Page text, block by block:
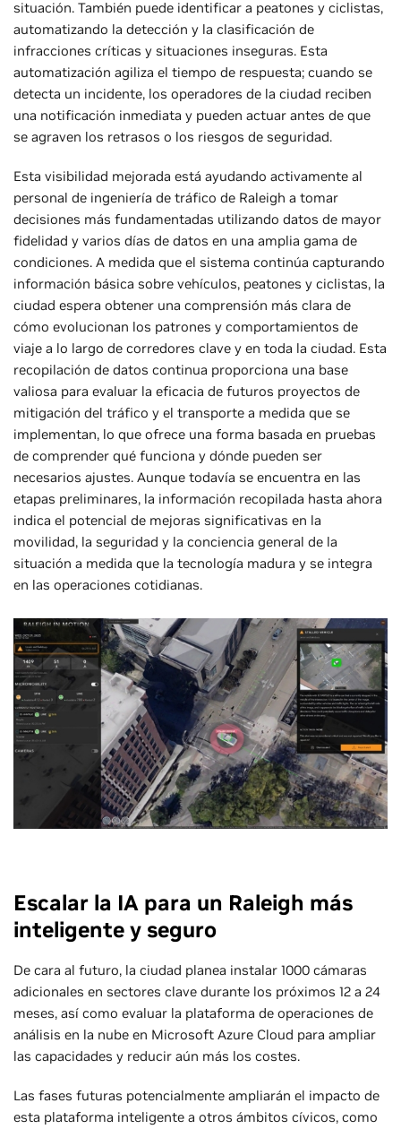
situación. También puede identificar a peatones y ciclistas,
automatizando la detección y la clasificación de
infracciones críticas y situaciones inseguras. Esta
automatización agiliza el tiempo de respuesta; cuando se
detecta un incidente, los operadores de la ciudad reciben
una notificación inmediata y pueden actuar antes de que
se agraven los retrasos o los riesgos de seguridad.
Esta visibilidad mejorada está ayudando activamente al
personal de ingeniería de tráfico de Raleigh a tomar
decisiones más fundamentadas utilizando datos de mayor
fidelidad y varios días de datos en una amplia gama de
condiciones. A medida que el sistema continúa capturando
información básica sobre vehículos, peatones y ciclistas, la
ciudad espera obtener una comprensión más clara de
cómo evolucionan los patrones y comportamientos de
viaje a lo largo de corredores clave y en toda la ciudad. Esta
recopilación de datos continua proporciona una base
valiosa para evaluar la eficacia de futuros proyectos de
mitigación del tráfico y el transporte a medida que se
implementan, lo que ofrece una forma basada en pruebas
de comprender qué funciona y dónde pueden ser
necesarios ajustes. Aunque todavía se encuentra en las
etapas preliminares, la información recopilada hasta ahora
indica el potencial de mejoras significativas en la
movilidad, la seguridad y la conciencia general de la
situación a medida que la tecnología madura y se integra
en las operaciones cotidianas.
Escalar la IA para un Raleigh más
inteligente y seguro
De cara al futuro, la ciudad planea instalar 1000 cámaras
adicionales en sectores clave durante los próximos 12 a 24
meses, así como evaluar la plataforma de operaciones de
análisis en la nube en Microsoft Azure Cloud para ampliar
las capacidades y reducir aún más los costes.
Las fases futuras potencialmente ampliarán el impacto de
esta plataforma inteligente a otros ámbitos cívicos, como